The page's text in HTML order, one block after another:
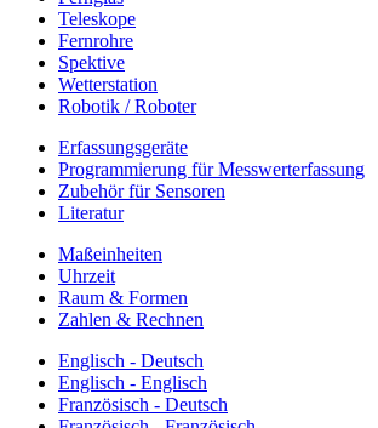
Teleskope
Fernrohre
Spektive
Wetterstation
Robotik / Roboter
Erfassungsgeräte
Programmierung für Messwerterfassung
Zubehör für Sensoren
Literatur
Maßeinheiten
Uhrzeit
Raum & Formen
Zahlen & Rechnen
Englisch - Deutsch
Englisch - Englisch
Französisch - Deutsch